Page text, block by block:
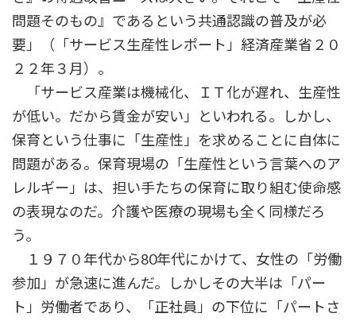
問題そのもの』であるという共通認識の普及が必
要」（「サービス生産性レポート」経済産業省２０
２２年３月）。
「サービス産業は機械化、ＩＴ化が遅れ、生産性
が低い。だから賃金が安い」といわれる。しかし、
保育という仕事に「生産性」を求めることに自体に
問題がある。保育現場の「生産性という言葉へのア
レルギー」は、担い手たちの保育に取り組む使命感
の表現なのだ。介護や医療の現場も全く同様だろ
う。
１９７０年代から80年代にかけて、女性の「労働
参加」が急速に進んだ。しかしその大半は「パー
ト」労働者であり、「正社員」の下位に「パートさ